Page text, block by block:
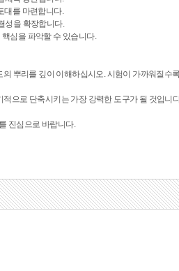
대를 마련합니다.
성을 확장합니다.
심을 파악할 수 있습니다.
뿌리를 깊이 이해하십시오. 시험이 가까워질수
으로 단축시키는 가장 강력한 도구가 될 것입니
진심으로 바랍니다.